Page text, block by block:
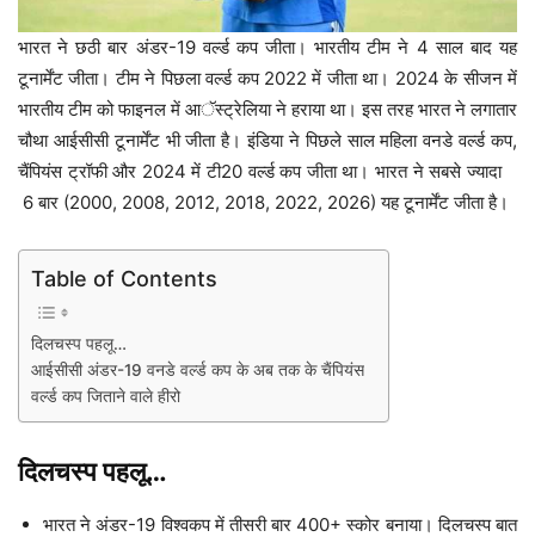
भारत ने छठी बार अंडर-19 वर्ल्ड कप जीता। भारतीय टीम ने 4 साल बाद यह
टूनार्मेंट जीता। टीम ने पिछला वर्ल्ड कप 2022 में जीता था। 2024 के सीजन में
भारतीय टीम को फाइनल में आॅस्ट्रेलिया ने हराया था। इस तरह भारत ने लगातार
चौथा आईसीसी टूनार्मेंट भी जीता है। इंडिया ने पिछले साल महिला वनडे वर्ल्ड कप,
चैंपियंस ट्रॉफी और 2024 में टी20 वर्ल्ड कप जीता था। भारत ने सबसे ज्यादा
6 बार (2000, 2008, 2012, 2018, 2022, 2026) यह टूनार्मेंट जीता है।
Table of Contents
दिलचस्प पहलू…
आईसीसी अंडर-19 वनडे वर्ल्ड कप के अब तक के चैंपियंस
वर्ल्ड कप जिताने वाले हीरो
दिलचस्प पहलू…
भारत ने अंडर-19 विश्वकप में तीसरी बार 400+ स्कोर बनाया। दिलचस्प बात